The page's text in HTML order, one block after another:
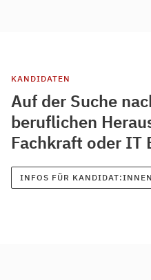
KANDIDATEN
Auf der Suche
beruflichen
Fachkraft oder IT
INFOS FÜR KANDIDAT:INNEN